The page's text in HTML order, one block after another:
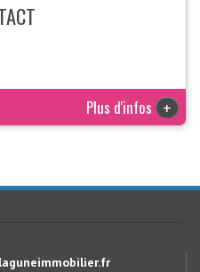
Plus d'infos +